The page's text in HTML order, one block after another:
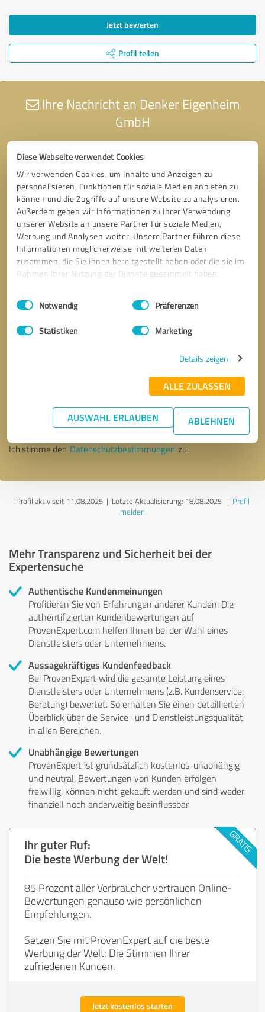
Diese Webseite verwendet Cookies
Wir verwenden Cookies, um Inhalte und Anzeigen zu
personalisieren, Funktionen für soziale Medien anbieten zu
können und die Zugriffe auf unsere Website zu analysieren.
Außerdem geben wir Informationen zu Ihrer Verwendung
unserer Website an unsere Partner für soziale Medien,
Werbung und Analysen weiter. Unsere Partner führen diese
Informationen möglicherweise mit weiteren Daten
zusammen, die Sie ihnen bereitgestellt haben oder die sie im
Rahmen Ihrer Nutzung der Dienste gesammelt haben.
Impressum Datenschutzbestimmungen
Einwilligungsauswahl
Notwendig Präferenzen
Statistiken Marketing
Details zeigen
ALLE ZULASSEN
AUSWAHL ERLAUBEN ABLEHNEN
Jetzt bewerten
Profil teilen
Ihre Nachricht an Denker Eigenheim
GmbH
* Erforderliche Angaben
Nachricht senden
Ich stimme den Datenschutzbestimmungen zu.
Profil aktiv seit 11.08.2025 | Letzte Aktualisierung: 18.08.2025| Profil
melden
Mehr Transparenz und Sicherheit bei der
Expertensuche
Authentische Kundenmeinungen
Profitieren Sie von Erfahrungen anderer Kunden: Die
authentifizierten Kundenbewertungen auf
ProvenExpert.com helfen Ihnen bei der Wahl eines
Dienstleisters oder Unternehmens.
Aussagekräftiges Kundenfeedback
Bei ProvenExpert wird die gesamte Leistung eines
Dienstleisters oder Unternehmens (z.B. Kundenservice,
Beratung) bewertet. So erhalten Sie einen detaillierten
Überblick über die Service- und Dienstleistungsqualität
in allen Bereichen.
Unabhängige Bewertungen
ProvenExpert ist grundsätzlich kostenlos, unabhängig
und neutral. Bewertungen von Kunden erfolgen
freiwillig, können nicht gekauft werden und sind weder
finanziell noch anderweitig beeinflussbar.
Ihr guter Ruf:
Die beste Werbung der Welt!
85 Prozent aller Verbraucher vertrauen Online-
Bewertungen genauso wie persönlichen
Empfehlungen.
Setzen Sie mit ProvenExpert auf die beste
Werbung der Welt: Die Stimmen Ihrer
zufriedenen Kunden.
Jetzt kostenlos starten